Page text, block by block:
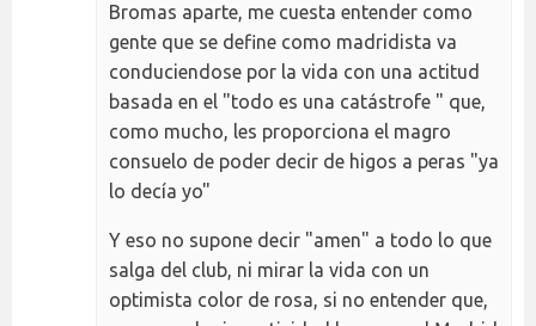
Bromas aparte, me cuesta entender como
gente que se define como madridista va
conduciendose por la vida con una actitud
basada en el "todo es una catástrofe " que,
como mucho, les proporciona el magro
consuelo de poder decir de higos a peras "ya
lo decía yo"
Y eso no supone decir "amen" a todo lo que
salga del club, ni mirar la vida con un
optimista color de rosa, si no entender que,